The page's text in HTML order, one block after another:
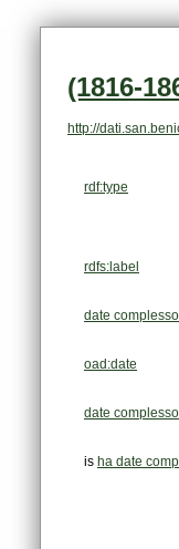
(1816-
http://
rdf:type
rdfs:label
date
oad:date
date
is ha date